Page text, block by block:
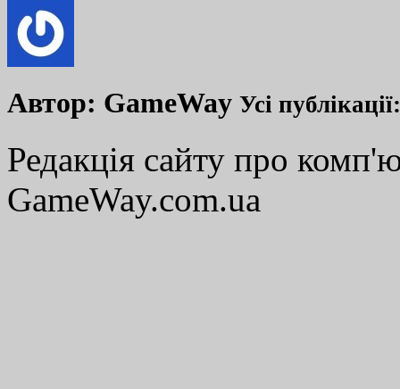
Автор: GameWay Усі
Редакція сайту про
GameWay.com.ua